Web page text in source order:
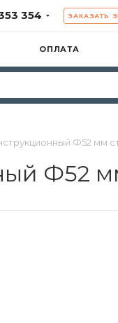
354 ЗАКАЗАТЬ
ОПЛАТА
Ф52 мм
Ф52